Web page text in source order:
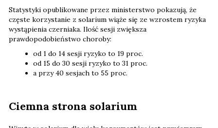
Statystyki opublikowane przez ministerstwo pokazują, że
częste korzystanie z solarium wiąże się ze wzrostem ryzyka
wystąpienia czerniaka. Ilość sesji zwiększa
prawdopodobieństwo choroby:
od 1 do 14 sesji ryzyko to 19 proc.
od 15 do 30 sesji ryzyko to 31 proc.
a przy 40 sesjach to 55 proc.
Ciemna strona solarium